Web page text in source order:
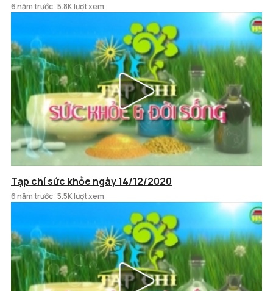
6 năm trước 5.8K lượt xem
Tạp chí sức khỏe ngày 14/12/2020
6 năm trước 5.5K lượt xem